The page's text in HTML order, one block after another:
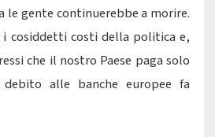
le gente continuerebbe a morire.
cosiddetti costi della politica e,
che il nostro Paese paga solo
alle banche europee fa